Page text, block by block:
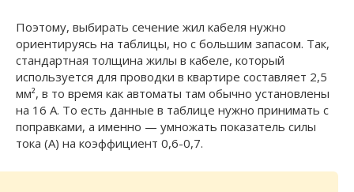
Поэтому, выбирать сечение жил кабеля нужно
ориентируясь на таблицы, но с большим запасом. Так,
стандартная толщина жилы в кабеле, который
используется для проводки в квартире составляет 2,5
мм², в то время как автоматы там обычно установлены
на 16 А. То есть данные в таблице нужно принимать с
поправками, а именно — умножать показатель силы
тока (А) на коэффициент 0,6-0,7.